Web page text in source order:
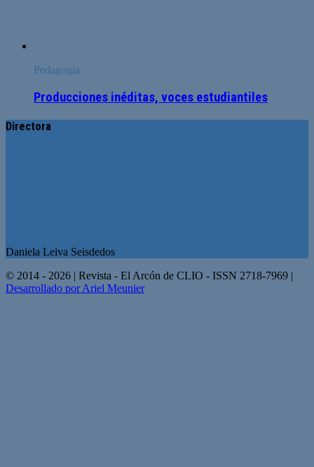
Pedagogía
Producciones inéditas, voces estudiantiles
Directora
Daniela Leiva Seisdedos
© 2014 - 2026 | Revista - El Arcón de CLIO - ISSN 2718-7969 |
Desarrollado por Ariel Meunier